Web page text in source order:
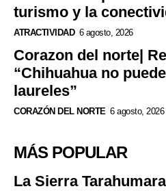
turismo y la
ATRACTIVIDAD 6 agosto, 2026
Corazon del norte|
“Chihuahua no
laureles”
CORAZÓN DEL NORTE 6 agosto, 2026
MÁS POPULAR
La Sierra